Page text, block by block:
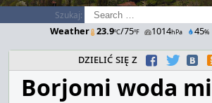
Szukaj:
Weather 23.9ºC/75ºF 1014hPa 45%
dzielić się z
Borjomi woda